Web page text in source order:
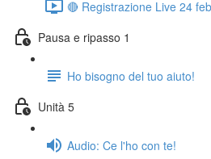
🔴 Registrazione Live 24
Pausa e ripasso 1
Ho bisogno del tuo aiuto!
Unità 5
Audio: Ce l'ho con te!